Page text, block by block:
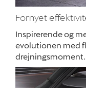
Fornyet
Inspirerende og
evolutionen med
drejningsmoment.